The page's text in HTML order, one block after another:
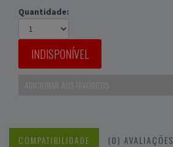
Quantidade:
INDISPONÍVEL
ADICIONAR AOS FAVORITOS
COMPATIBILIDADE
(0) AVALIAÇÕES